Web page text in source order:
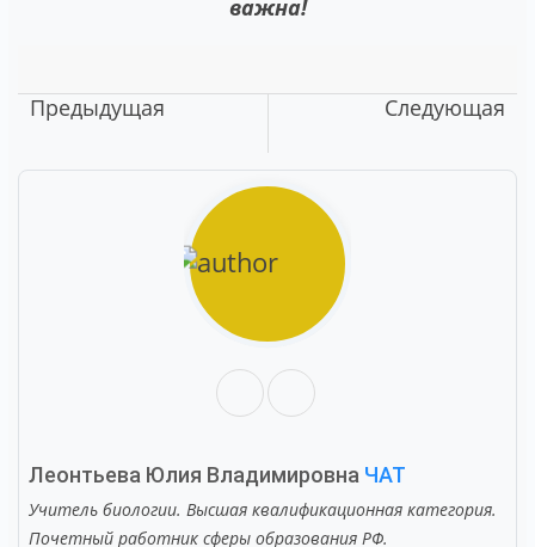
важна!
Предыдущая Следующая
Леонтьева Юлия Владимировна ЧАТ
Учитель биологии. Высшая квалификационная категория.
Почетный работник сферы образования РФ.